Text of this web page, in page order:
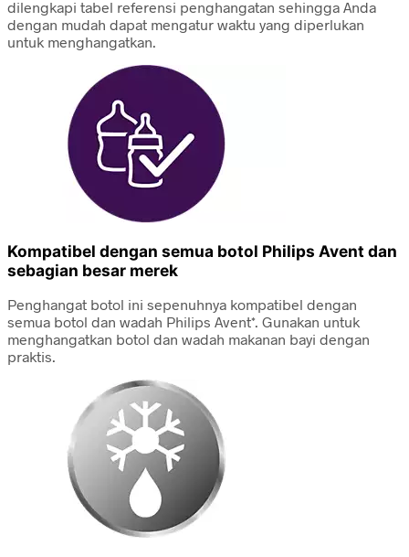
dilengkapi tabel referensi penghangatan sehingga Anda
dengan mudah dapat mengatur waktu yang diperlukan
untuk menghangatkan.
Kompatibel dengan semua botol Philips Avent dan
sebagian besar merek
Penghangat botol ini sepenuhnya kompatibel dengan
semua botol dan wadah Philips Avent*. Gunakan untuk
menghangatkan botol dan wadah makanan bayi dengan
praktis.